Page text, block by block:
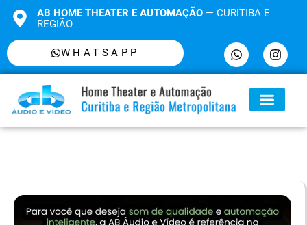
AB HOME THEATER E AUTOMAÇÃO— CURITIBA E
REGIÃO
WHATSAPP